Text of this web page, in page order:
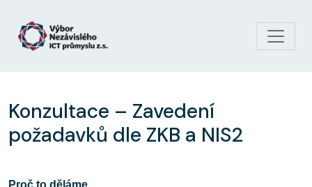
Konzultace – Zavedení
požadavků dle ZKB a NIS2
Proč to děláme